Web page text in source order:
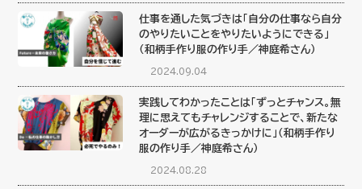
仕事を通した気づきは「自分の仕事なら自分
のやりたいことをやりたいようにできる」
（和柄手作り服の作り手／神庭希さん）
2024.09.04
実践してわかったことは「ずっとチャンス。無
理に思えてもチャレンジすることで、新たな
オーダーが広がるきっかけに」（和柄手作り
服の作り手／神庭希さん）
2024.08.28